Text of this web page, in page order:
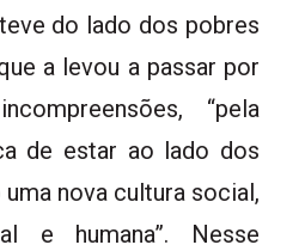
do lado dos pobres
a levou a passar por
“pela
de estar ao lado dos
nova cultura social,
e humana”. Nesse